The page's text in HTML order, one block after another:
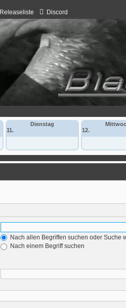
Releaseliste Discord
Dienstag
11.
12.
Nach allen Begriffen suchen oder Suche
Nach einem Begriff suchen